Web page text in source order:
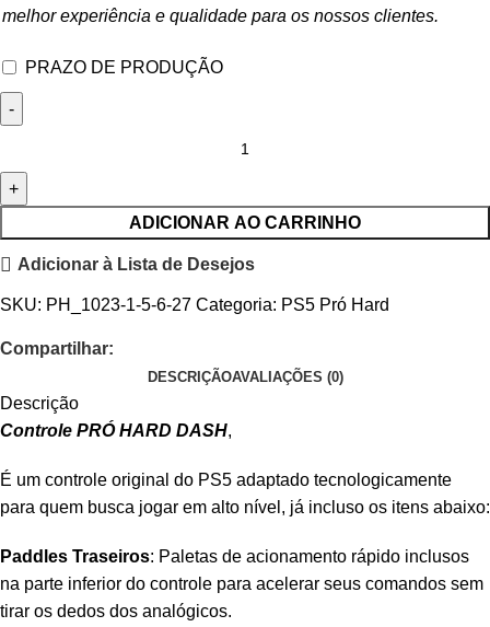
melhor experiência e qualidade para os nossos clientes.
PRAZO DE PRODUÇÃO
ADICIONAR AO CARRINHO
Adicionar à Lista de Desejos
SKU: PH_1023-1-5-6-27 Categoria: PS5 Pró Hard
Compartilhar:
DESCRIÇÃOAVALIAÇÕES (0)
Descrição
Controle PRÓ HARD DASH,
É um controle original do PS5 adaptado tecnologicamente
para quem busca jogar em alto nível, já incluso os itens abaixo:
Paddles Traseiros: Paletas de acionamento rápido inclusos
na parte inferior do controle para acelerar seus comandos sem
tirar os dedos dos analógicos.